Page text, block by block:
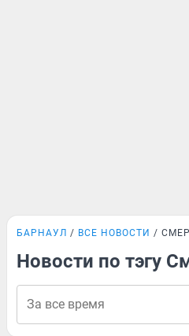
БАРНАУЛ ВСЕ НОВОСТИ
Новости по тэгу